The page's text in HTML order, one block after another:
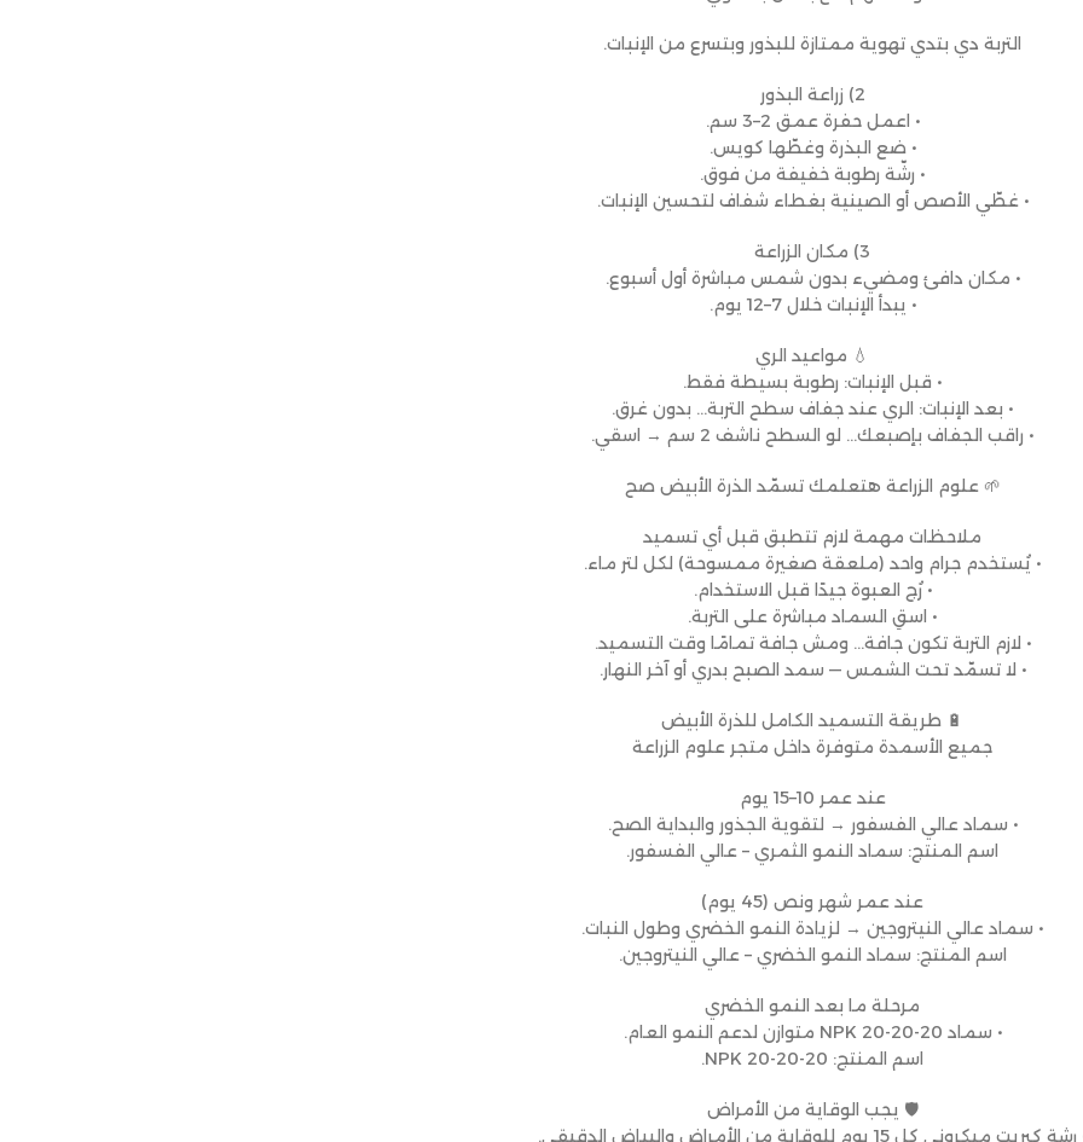
التربة دي بتدي تهوية ممتازة للبذور وبتسرع من الإنبات.
2) زراعة البذور
• اعمل حفرة عمق 2–3 سم.
• ضع البذرة وغطّها كويس.
• رشّة رطوبة خفيفة من فوق.
• غطّي الأصص أو الصينية بغطاء شفاف لتحسين الإنبات.
3) مكان الزراعة
• مكان دافئ ومضيء بدون شمس مباشرة أول أسبوع.
• يبدأ الإنبات خلال 7–12 يوم.
💧 مواعيد الري
• قبل الإنبات: رطوبة بسيطة فقط.
• بعد الإنبات: الري عند جفاف سطح التربة… بدون غرق.
• راقب الجفاف بإصبعك… لو السطح ناشف 2 سم → اسقي.
🌱 علوم الزراعة هتعلمك تسمّد الذرة الأبيض صح
ملاحظات مهمة لازم تتطبق قبل أي تسميد
• يُستخدم جرام واحد (ملعقة صغيرة ممسوحة) لكل لتر ماء.
• رُج العبوة جيدًا قبل الاستخدام.
• اسقِ السماد مباشرة على التربة.
• لازم التربة تكون جافة… ومش جافة تمامًا وقت التسميد.
• لا تسمّد تحت الشمس — سمد الصبح بدري أو آخر النهار.
🔋 طريقة التسميد الكامل للذرة الأبيض
جميع الأسمدة متوفرة داخل متجر علوم الزراعة
عند عمر 10–15 يوم
• سماد عالي الفسفور → لتقوية الجذور والبداية الصح.
اسم المنتج: سماد النمو الثمري – عالي الفسفور.
عند عمر شهر ونص (45 يوم)
• سماد عالي النيتروجين → لزيادة النمو الخضري وطول النبات.
اسم المنتج: سماد النمو الخضري – عالي النيتروجين.
مرحلة ما بعد النمو الخضري
• سماد NPK 20-20-20 متوازن لدعم النمو العام.
اسم المنتج: NPK 20-20-20.
🛡 يجب الوقاية من الأمراض
كبريت ميكروني كل 15 يوم للوقاية من الأمراض والبياض الدقيقي.